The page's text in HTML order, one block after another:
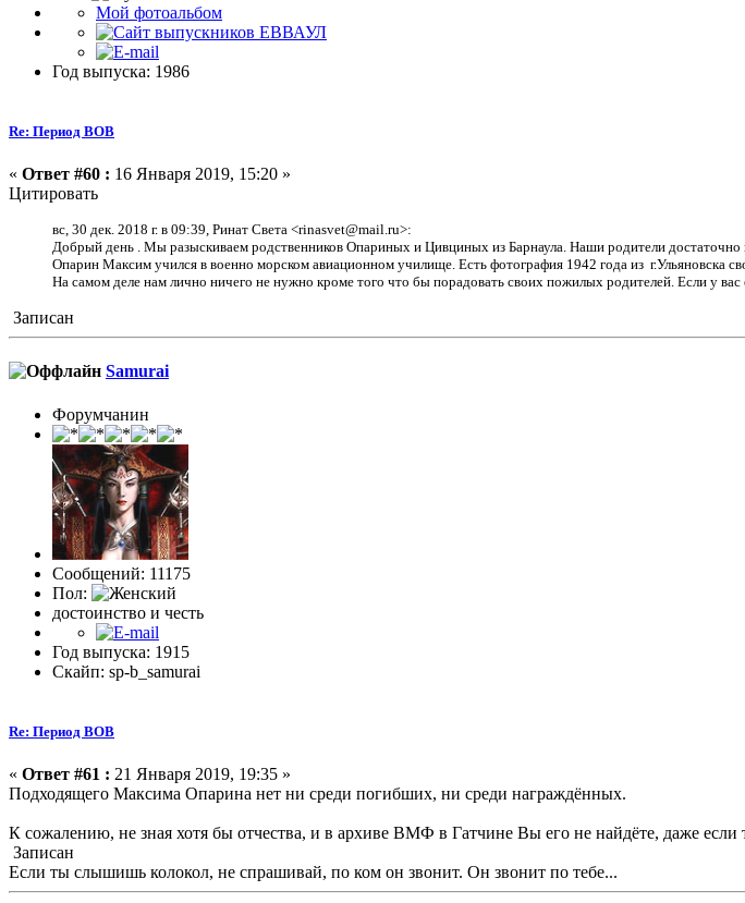
Мой фотоальбом
Год выпуска: 1986
Re: Период ВОВ
« Ответ #60 : 16 Января 2019, 15:20 »
Цитировать
вс, 30 дек. 2018 г. в 09:39, Ринат Света <rinasvet@mail.ru>:
Добрый день . Мы разыскиваем родственников Опариных и Цивциных из Барнаула. Наши родители достаточно
Опарин Максим учился в военно морском авиационном училище. Есть фотография 1942 года из г.Ульяновска
На самом деле нам лично ничего не нужно кроме того что бы порадовать своих пожилых родителей. Если у
Записан
Samurai
Форумчанин
Сообщений: 11175
Пол:
достоинство и честь
Год выпуска: 1915
Скайп: sp-b_samurai
Re: Период ВОВ
« Ответ #61 : 21 Января 2019, 19:35 »
Подходящего Максима Опарина нет ни среди погибших, ни среди награждённых.
К сожалению, не зная хотя бы отчества, и в архиве ВМФ в Гатчине Вы его не найдёте, даже если
Записан
Если ты слышишь колокол, не спрашивай, по ком он звонит. Он звонит по тебе...